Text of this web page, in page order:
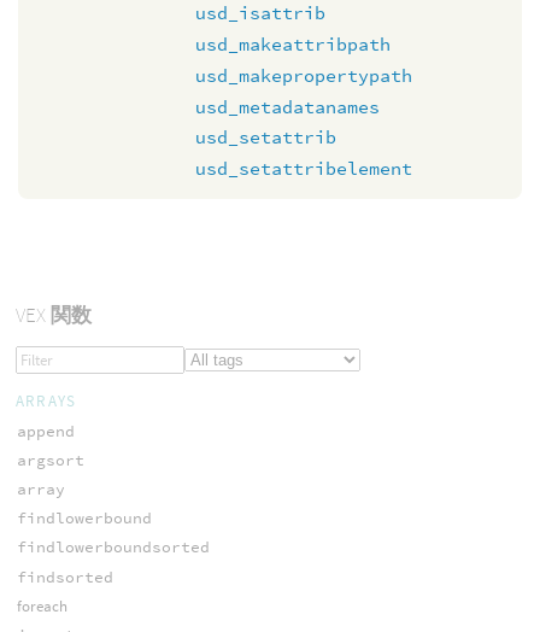
usd_isattrib
usd_makeattribpath
usd_makepropertypath
usd_metadatanames
usd_setattrib
usd_setattribelement
VEX関数
ARRAYS
append
argsort
array
findlowerbound
findlowerboundsorted
findsorted
foreach